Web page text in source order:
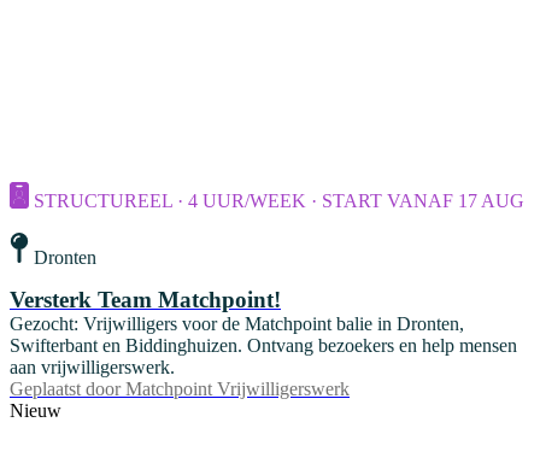
STRUCTUREEL · 4 UUR/WEEK · START VANAF 17 AUG
Dronten
Versterk Team Matchpoint!
Gezocht: Vrijwilligers voor de Matchpoint balie in Dronten,
Swifterbant en Biddinghuizen. Ontvang bezoekers en help mensen
aan vrijwilligerswerk.
Geplaatst door Matchpoint Vrijwilligerswerk
Nieuw